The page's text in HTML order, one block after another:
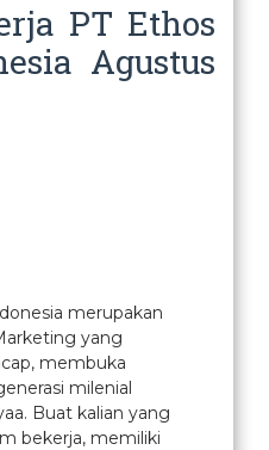
PT Ethos
Agustus
merupakan
yang
membuka
milenial
Buat kalian yang
bekerja, memiliki